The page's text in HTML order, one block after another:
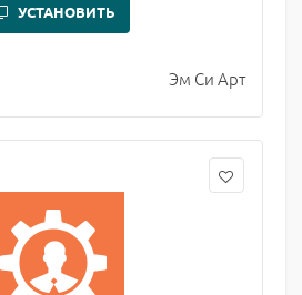
УСТАНОВИТЬ
Эм Си Арт